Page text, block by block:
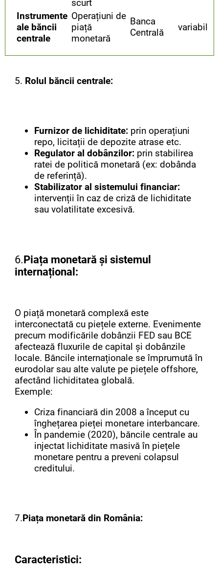
scurt
Instrumente
ale băncii
centrale
Operațiuni de
piață
monetară
Banca
Centrală
variabil
5. Rolul băncii centrale:
Furnizor de lichiditate: prin operațiuni
repo, licitații de depozite atrase etc.
Regulator al dobânzilor: prin stabilirea
ratei de politică monetară (ex: dobânda
de referință).
Stabilizator al sistemului financiar:
intervenții în caz de criză de lichiditate
sau volatilitate excesivă.
6.Piața monetară și sistemul
internațional:
O piață monetară complexă este
interconectată cu piețele externe. Evenimente
precum modificările dobânzii FED sau BCE
afectează fluxurile de capital și dobânzile
locale. Băncile internaționale se împrumută în
eurodolar sau alte valute pe piețele offshore,
afectând lichiditatea globală.
Exemple:
Criza financiară din 2008 a început cu
înghețarea pieței monetare interbancare.
În pandemie (2020), băncile centrale au
injectat lichiditate masivă în piețele
monetare pentru a preveni colapsul
creditului.
7.Piața monetară din România:
Caracteristici: